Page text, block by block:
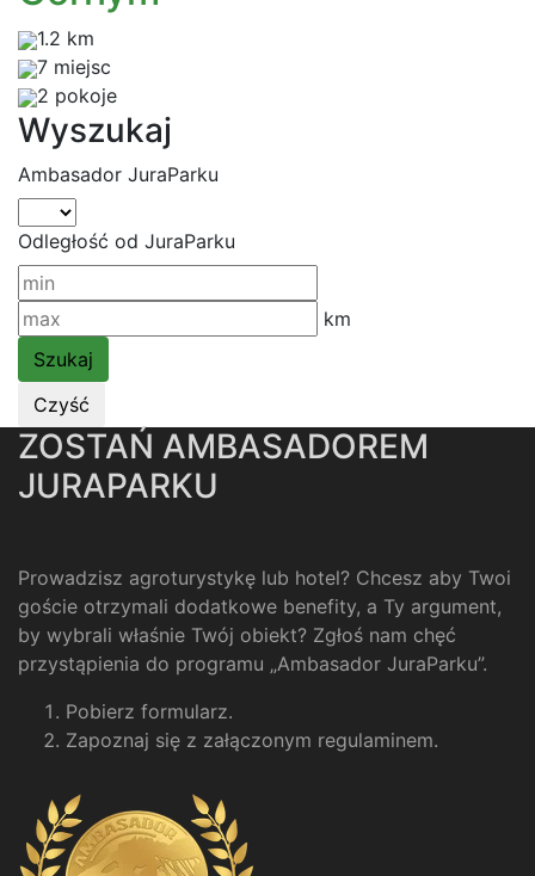
1.2 km
7 miejsc
2 pokoje
Wyszukaj
Ambasador JuraParku
Odległość od JuraParku
km
ZOSTAŃ AMBASADOREM
JURAPARKU
Prowadzisz agroturystykę lub hotel? Chcesz aby Twoi
goście otrzymali dodatkowe benefity, a Ty argument,
by wybrali właśnie Twój obiekt? Zgłoś nam chęć
przystąpienia do programu „Ambasador JuraParku”.
Pobierz formularz.
Zapoznaj się z załączonym regulaminem.